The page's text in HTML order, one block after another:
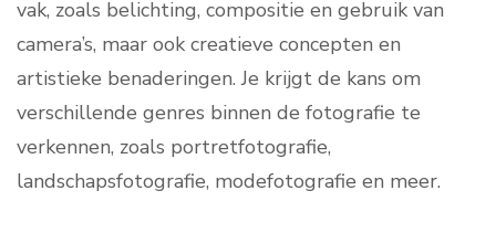
vak, zoals belichting, compositie en gebruik van
camera’s, maar ook creatieve concepten en
artistieke benaderingen. Je krijgt de kans om
verschillende genres binnen de fotografie te
verkennen, zoals portretfotografie,
landschapsfotografie, modefotografie en meer.